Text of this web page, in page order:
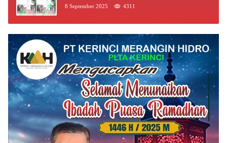
Bea Cukai Jambi
8 September 2025 4311